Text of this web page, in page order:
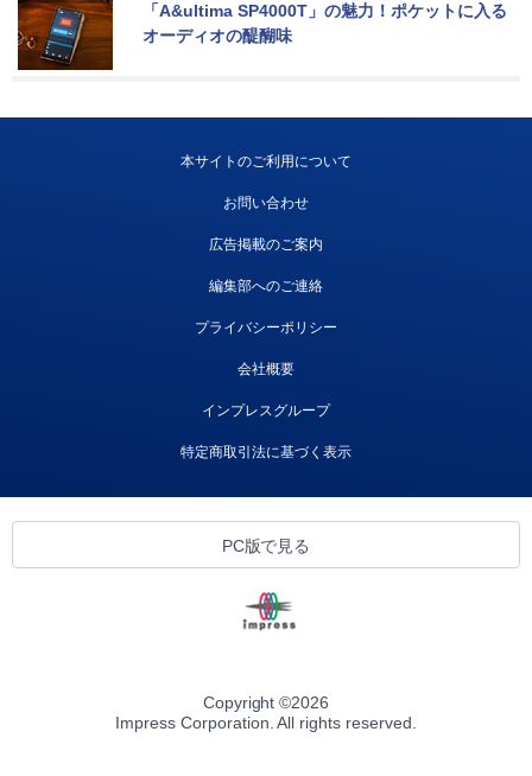
「A&ultima SP4000T」の魅力！ポケットに入る
オーディオの醍醐味
本サイトのご利用について
お問い合わせ
広告掲載のご案内
編集部へのご連絡
プライバシーポリシー
会社概要
インプレスグループ
特定商取引法に基づく表示
PC版で見る
Copyright ©2026
Impress Corporation. All rights reserved.